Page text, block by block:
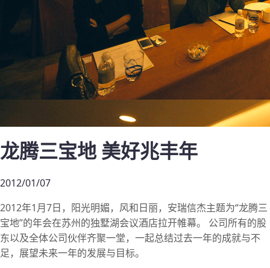
龙腾三宝地 美好兆丰年
2012/01/07
2012年1月7日，阳光明媚，风和日丽，安瑞信杰主题为“龙腾三
宝地”的年会在苏州的独墅湖会议酒店拉开帷幕。 公司所有的股
东以及全体公司伙伴齐聚一堂，一起总结过去一年的成就与不
足，展望未来一年的发展与目标。